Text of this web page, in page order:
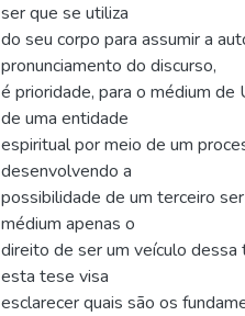
ser que se utiliza
do seu corpo para assumir a
pronunciamento do discurso,
é prioridade, para o médium de
de uma entidade
espiritual por meio de um
desenvolvendo a
possibilidade de um terceiro
médium apenas o
direito de ser um veículo
esta tese visa
esclarecer quais são os